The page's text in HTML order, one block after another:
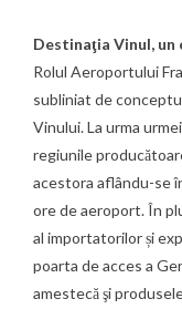
Destinaţia Vinul,
Rolul Aeroportului
subliniat de
Vinului. La urma
regiunile
acestora aflându-se
ore de aeroport. În
al importatorilor și
poarta de acces a
amestecă şi